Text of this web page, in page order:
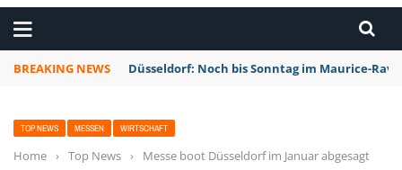
BREAKING NEWS Düsseldorf: Noch bis Sonntag im Maurice-
TOP NEWS MESSEN WIRTSCHAFT
Home › Top News › Messe boot Düsseldorf im Januar abgesagt